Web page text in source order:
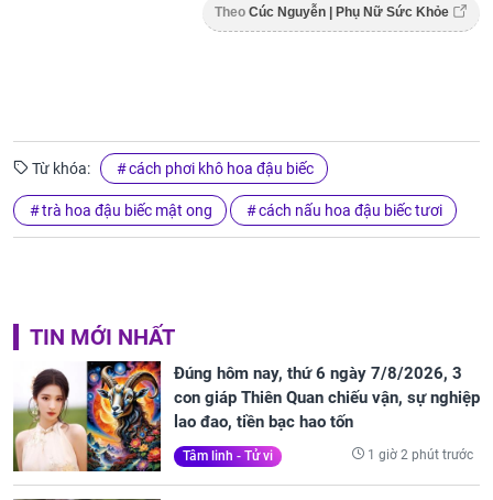
Theo Cúc Nguyễn | Phụ Nữ Sức Khỏe
Từ khóa: cách phơi khô hoa đậu biếc
trà hoa đậu biếc mật ong cách nấu hoa đậu biếc tươi
TIN MỚI NHẤT
Đúng hôm nay, thứ 6 ngày 7/8/2026, 3
con giáp Thiên Quan chiếu vận, sự nghiệp
lao đao, tiền bạc hao tốn
Tâm linh - Tử vi 1 giờ 2 phút trước